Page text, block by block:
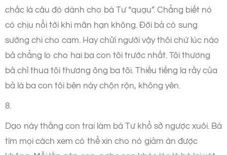
chắc là câu đó dành cho bà Tư “quạu”. Chẳng biết nó
có chịu nổi tới khi mãn hạn không. Đời bả có sung
sướng chi cho cam. Hay chửi người vậy thôi chứ lúc nào
bả chẳng lo cho hai ba con tôi trước nhất. Tôi thương
bả chỉ thua tôi thương ông ba tôi. Thiếu tiếng la rầy của
bả là ba con tôi bên này chộn rộn, không yên.
8.
Dạo này thằng con trai làm bà Tư khổ sở ngược xuôi. Bà
tìm mọi cách xem có thể xin cho nó giảm án được